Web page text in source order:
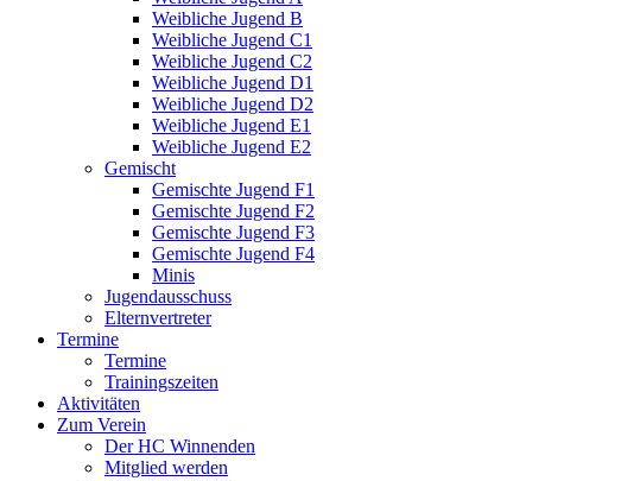
Weibliche Jugend B
Weibliche Jugend C1
Weibliche Jugend C2
Weibliche Jugend D1
Weibliche Jugend D2
Weibliche Jugend E1
Weibliche Jugend E2
Gemischt
Gemischte Jugend F1
Gemischte Jugend F2
Gemischte Jugend F3
Gemischte Jugend F4
Minis
Jugendausschuss
Elternvertreter
Termine
Termine
Trainingszeiten
Aktivitäten
Zum Verein
Der HC Winnenden
Mitglied werden